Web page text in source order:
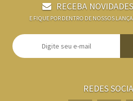
RECEBA
E FIQUE POR DENTRO DE NOSSOS
REDES